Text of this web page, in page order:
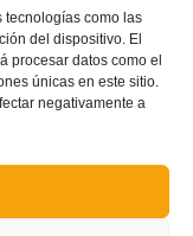
tecnologías como las
del dispositivo. El
procesar datos como el
únicas en este sitio.
negativamente a
tiene que estar